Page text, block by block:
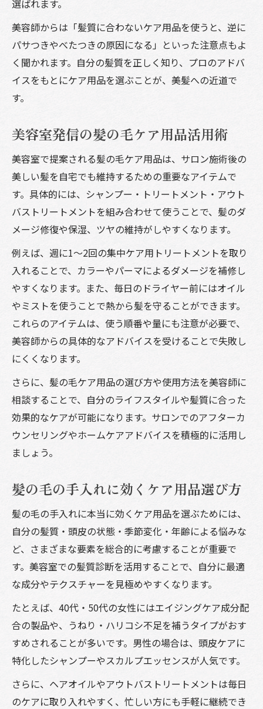
選ばれます。
美容師からは「髪質に合わないケア用品を使うと、逆に
パサつきやべたつきの原因になる」といった注意点もよ
く聞かれます。自分の髪質を正しく知り、プロのアドバ
イスをもとにケア用品を選ぶことが、美髪への近道で
す。
美容室発信の髪の毛ケア用品活用術
美容室で提案される髪の毛ケア用品は、サロン施術後の
美しい髪を自宅でも維持するための重要なアイテムで
す。具体的には、シャンプー・トリートメント・アウト
バストリートメントを組み合わせて使うことで、髪のダ
メージ修復や保湿、ツヤの維持がしやすくなります。
例えば、週に1～2回の集中ケア用トリートメントを取り
入れることで、カラーやパーマによるダメージを補修し
やすくなります。また、毎日のドライヤー前にはオイル
やミストを使うことで熱から髪を守ることができます。
これらのアイテムは、使う順番や量にも注意が必要で、
美容師からの具体的なアドバイスを受けることで失敗し
にくくなります。
さらに、髪の毛ケア用品の選び方や使用方法を美容師に
相談することで、自分のライフスタイルや髪質に合った
効果的なケアが可能になります。サロンでのアフターカ
ウンセリングやホームケアアドバイスを積極的に活用し
ましょう。
髪の毛の手入れに効くケア用品選び方
髪の毛の手入れに本当に効くケア用品を選ぶためには、
自分の髪質・頭皮の状態・季節変化・年齢による悩みな
ど、さまざまな要素を総合的に考慮することが重要で
す。美容室での髪質診断を活用することで、自分に最適
な成分やテクスチャーを見極めやすくなります。
たとえば、40代・50代の女性にはエイジングケア成分配
合の製品や、うねり・ハリコシ不足を補うタイプがおす
すめされることが多いです。男性の場合は、頭皮ケアに
特化したシャンプーやスカルプエッセンスが人気です。
さらに、ヘアオイルやアウトバストリートメントは毎日
のケアに取り入れやすく、忙しい方にも手軽に継続でき